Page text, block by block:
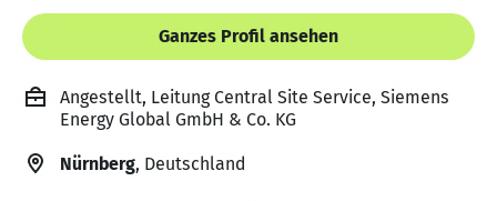
Ganzes Profil ansehen
Angestellt, Leitung Central Site Service, Siemens
Energy Global GmbH & Co. KG
Nürnberg, Deutschland